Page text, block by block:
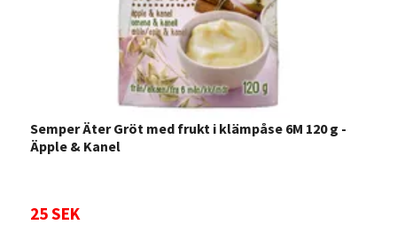
Semper Äter Gröt med frukt i klämpåse 6M 120 g -
Äpple & Kanel
25 SEK